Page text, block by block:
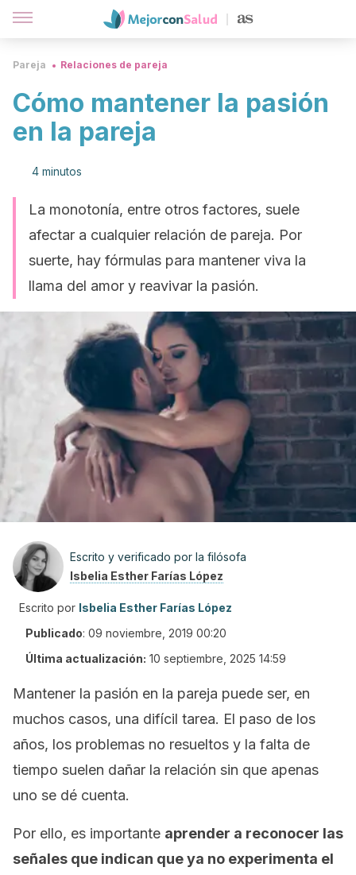
Pareja Relaciones de pareja
Cómo mantener la pasión
en la pareja
4 minutos
La monotonía, entre otros factores, suele
afectar a cualquier relación de pareja. Por
suerte, hay fórmulas para mantener viva la
llama del amor y reavivar la pasión.
Escrito y verificado por la filósofa
Isbelia Esther Farías López
Escrito por Isbelia Esther Farías López
Publicado: 09 noviembre, 2019 00:20
Última actualización: 10 septiembre, 2025 14:59
Mantener la pasión en la pareja puede ser, en
muchos casos, una difícil tarea. El paso de los
años, los problemas no resueltos y la falta de
tiempo suelen dañar la relación sin que apenas
uno se dé cuenta.
Por ello, es importante aprender a reconocer las
señales que indican que ya no experimenta el